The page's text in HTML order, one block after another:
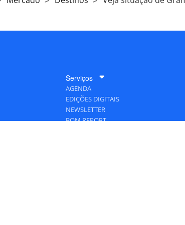
Serviços
AGENDA
EDIÇÕES DIGITAIS
NEWSLETTER
BOM REPORT